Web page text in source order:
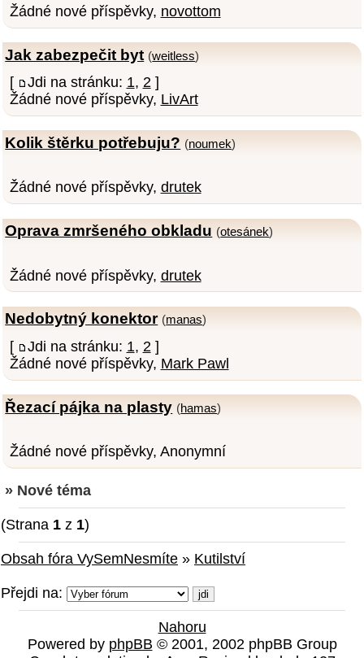
Žádné nové příspěvky, novottom
Jak zabezpečit byt (weitless)
[ Jdi na stránku: 1, 2]
Žádné nové příspěvky, LivArt
Kolik štěrku potřebuju? (noumek)
Žádné nové příspěvky, drutek
Oprava zmršeného obkladu (otesánek)
Žádné nové příspěvky, drutek
Nedobytný konektor (manas)
[ Jdi na stránku: 1, 2 ]
Žádné nové příspěvky, Mark Pawl
Řezací pájka na plasty (hamas)
Žádné nové příspěvky, Anonymní
» Nové téma
(Strana 1 z 1)
Obsah fóra VySemNesmíte » Kutilství
Přejdi na:
Nahoru
Powered by phpBB © 2001, 2002 phpBB Group